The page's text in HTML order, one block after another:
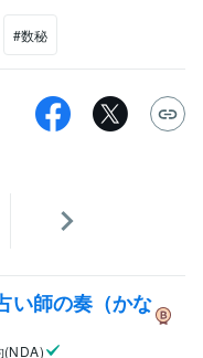
#数秘
い師の奏（かな
(NDA)